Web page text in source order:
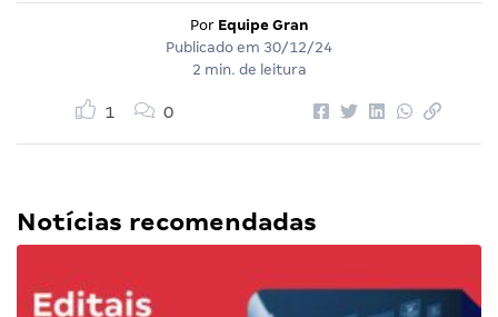
Por Equipe Gran
Publicado em 30/12/24
2 min. de leitura
1 0
Notícias recomendadas